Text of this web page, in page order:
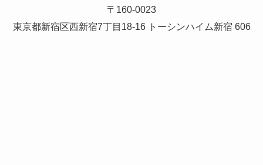
〒160-0023
東京都新宿区西新宿7丁目18-16 トーシンハイム新宿 606